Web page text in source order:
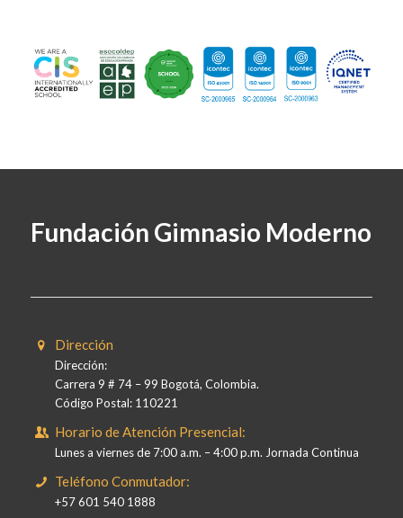
Fundación Gimnasio Moderno
Dirección
Dirección:
Carrera 9 # 74 – 99 Bogotá, Colombia.
Código Postal: 110221
Horario de Atención Presencial:
Lunes a viernes de 7:00 a.m. – 4:00 p.m. Jornada Continua
Teléfono Conmutador:
+57 601 540 1888